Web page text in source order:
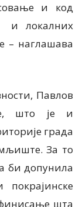
и код
и локалних
– наглашава
Павлов
што је и
града
За то
би допунила
шта